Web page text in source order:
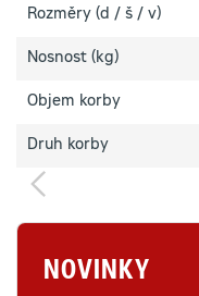
Rozměry (d / š / v)
Nosnost (kg)
Objem korby
Druh korby
NOVINKY